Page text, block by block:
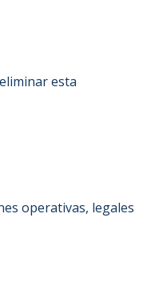
esta
operativas, legales